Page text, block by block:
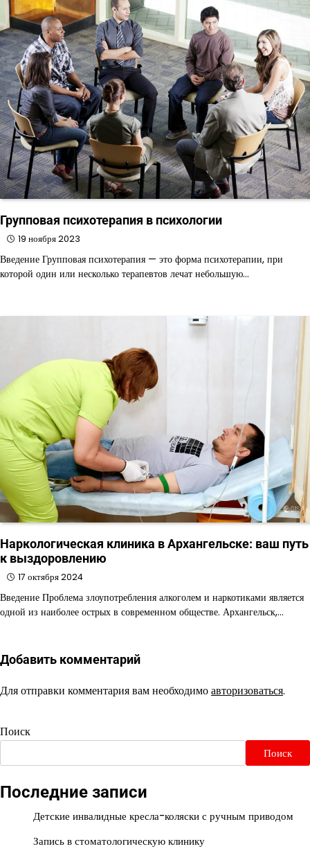
Групповая психотерапия в психологии
19 ноября 2023
Введение Групповая психотерапия — это форма психотерапии, при
которой один или несколько терапевтов лечат небольшую…
Наркологическая клиника в Архангельске: ваш путь
к выздоровлению
17 октября 2024
Введение Проблема злоупотребления алкоголем и наркотиками является
одной из наиболее острых в современном обществе. Архангельск,…
Добавить комментарий
Для отправки комментария вам необходимоавторизоваться.
Поиск
Поиск
Последние записи
Детские инвалидные кресла-коляски с ручным приводом
Запись в стоматологическую клинику